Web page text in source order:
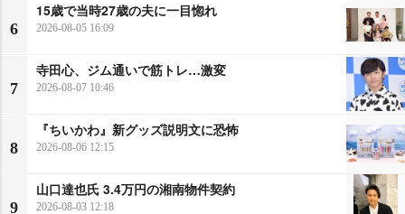
6
15歳で当時27歳の夫に一目惚れ
2026-08-05 16:09
7
寺田心、ジム通いで筋トレ…激変
2026-08-07 10:46
8
『ちいかわ』新グッズ説明文に恐怖
2026-08-06 12:15
9
山口達也氏 3.4万円の湘南物件契約
2026-08-03 12:18